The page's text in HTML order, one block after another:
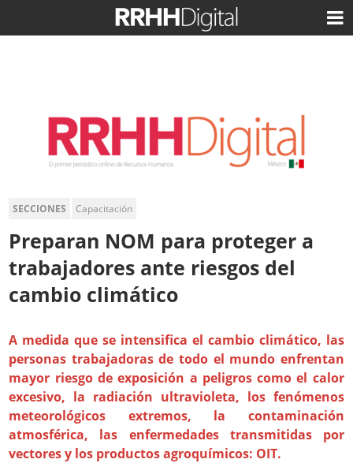
SECCIONES Capacitación
Preparan NOM para proteger a
trabajadores ante riesgos del
cambio climático
A medida que se intensifica el cambio climático, las
personas trabajadoras de todo el mundo enfrentan
mayor riesgo de exposición a peligros como el calor
excesivo, la radiación ultravioleta, los fenómenos
meteorológicos extremos, la contaminación
atmosférica, las enfermedades transmitidas por
vectores y los productos agroquímicos: OIT.